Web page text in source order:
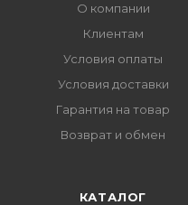
О компании
Клиентам
Условия оплаты
Условия доставки
Гарантия на товар
Возврат и обмен
КАТАЛОГ